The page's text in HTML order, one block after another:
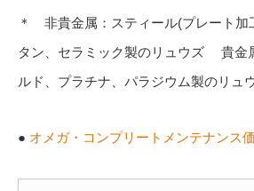
＊ 非貴金属：スティール(プレート加
タン、セラミック製のリュウズ 貴金
ルド、プラチナ、パラジウム製のリュ
● オメガ・コンプリートメンテナンス